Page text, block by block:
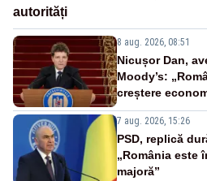
autorități
8 aug. 2026, 08:51
Nicușor Dan,
Moody’s:
creștere
7 aug. 2026, 15:26
PSD, replică
„România este
majoră”